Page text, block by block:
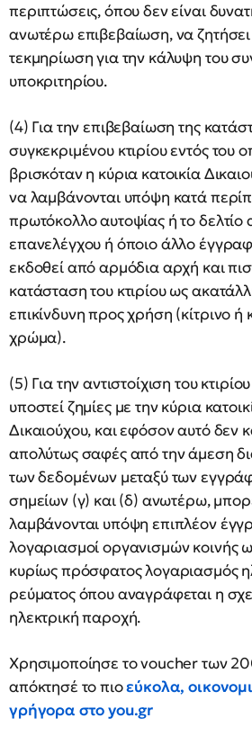
περιπτώσεις, όπου δεν είναι
ανωτέρω επιβεβαίωση, να ζητήσει
τεκμηρίωση για την κάλυψη του
υποκριτηρίου.
(4) Για την επιβεβαίωση της
συγκεκριμένου κτιρίου εντός του
βρισκόταν η κύρια κατοικία
να λαμβάνονται υπόψη κατά
πρωτόκολλο αυτοψίας ή το δελτίο
επανελέγχου ή όποιο άλλο
εκδοθεί από αρμόδια αρχή και
κατάσταση του κτιρίου ως
επικίνδυνη προς χρήση (κίτρινο ή
χρώμα).
(5) Για την αντιστοίχιση του
υποστεί ζημίες με την κύρια
Δικαιούχου, και εφόσον αυτό δεν
απολύτως σαφές από την άμεση
των δεδομένων μεταξύ των
σημείων (γ) και (δ) ανωτέρω,
λαμβάνονται υπόψη επιπλέον
λογαριασμοί οργανισμών κοινής
κυρίως πρόσφατος λογαριασμός
ρεύματος όπου αναγράφεται η
ηλεκτρική παροχή.
Χρησιμοποίησε το voucher των
απόκτησέ το πιοεύκολα,
γρήγορα στο you.gr